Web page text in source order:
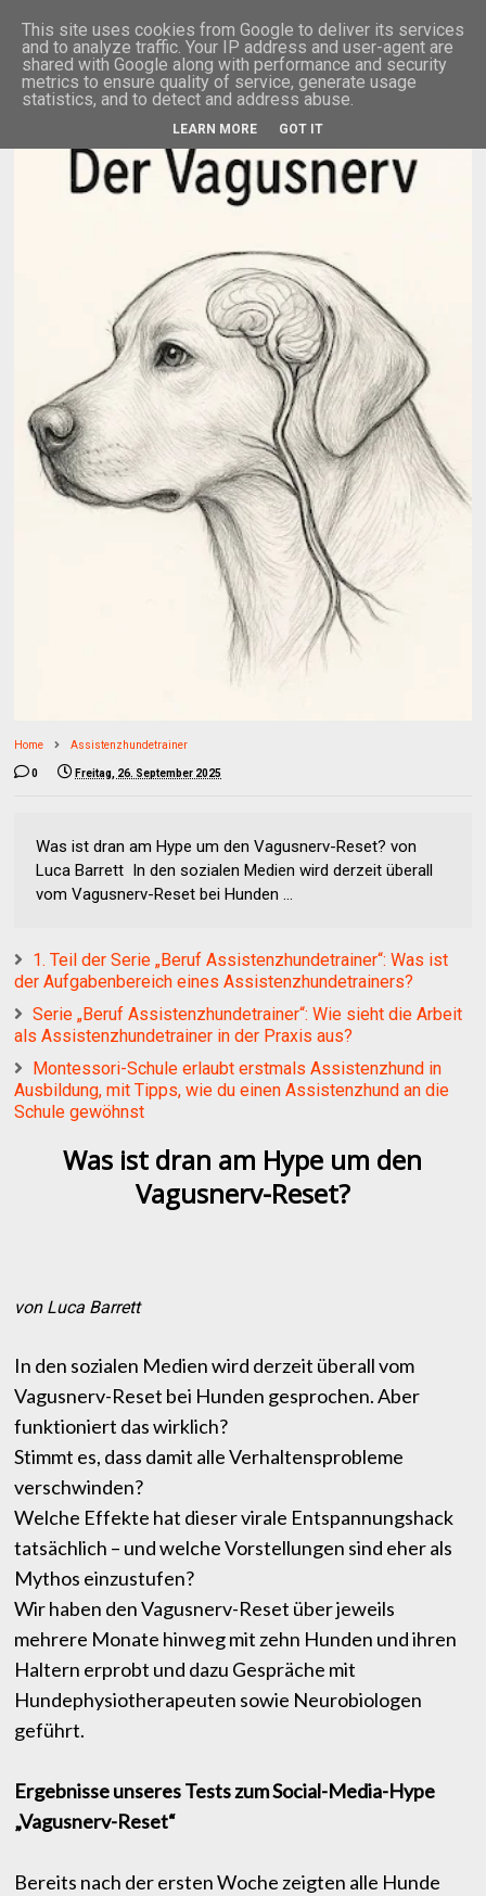
Home Assistenzhundetrainer
0 Freitag, 26. September 2025
Was ist dran am Hype um den Vagusnerv-Reset? von
Luca Barrett In den sozialen Medien wird derzeit überall
vom Vagusnerv-Reset bei Hunden ...
1. Teil der Serie „Beruf Assistenzhundetrainer“: Was ist
der Aufgabenbereich eines Assistenzhundetrainers?
Serie „Beruf Assistenzhundetrainer“: Wie sieht die Arbeit
als Assistenzhundetrainer in der Praxis aus?
Montessori-Schule erlaubt erstmals Assistenzhund in
Ausbildung, mit Tipps, wie du einen Assistenzhund an die
Schule gewöhnst
Was ist dran am Hype um den
Vagusnerv-Reset?
von Luca Barrett
In den sozialen Medien wird derzeit überall vom
Vagusnerv-Reset bei Hunden gesprochen. Aber
funktioniert das wirklich?
Stimmt es, dass damit alle Verhaltensprobleme
verschwinden?
Welche Effekte hat dieser virale Entspannungshack
tatsächlich – und welche Vorstellungen sind eher als
Mythos einzustufen?
Wir haben den Vagusnerv-Reset über jeweils
mehrere Monate hinweg mit zehn Hunden und ihren
Haltern erprobt und dazu Gespräche mit
Hundephysiotherapeuten sowie Neurobiologen
geführt.
Ergebnisse unseres Tests zum Social-Media-Hype
„Vagusnerv-Reset“
Bereits nach der ersten Woche zeigten alle Hunde
This site uses cookies from Google to deliver its services
and to analyze traffic. Your IP address and user-agent are
shared with Google along with performance and security
metrics to ensure quality of service, generate usage
statistics, and to detect and address abuse.
LEARN MORE GOT IT